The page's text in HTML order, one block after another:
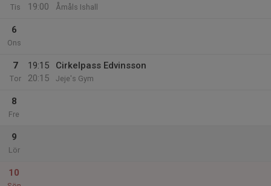
Tis
19:00
Åmåls Ishall
6
Ons
7
Tor
19:15
20:15
Cirkelpass Edvinsson
Jeje's Gym
8
Fre
9
Lör
10